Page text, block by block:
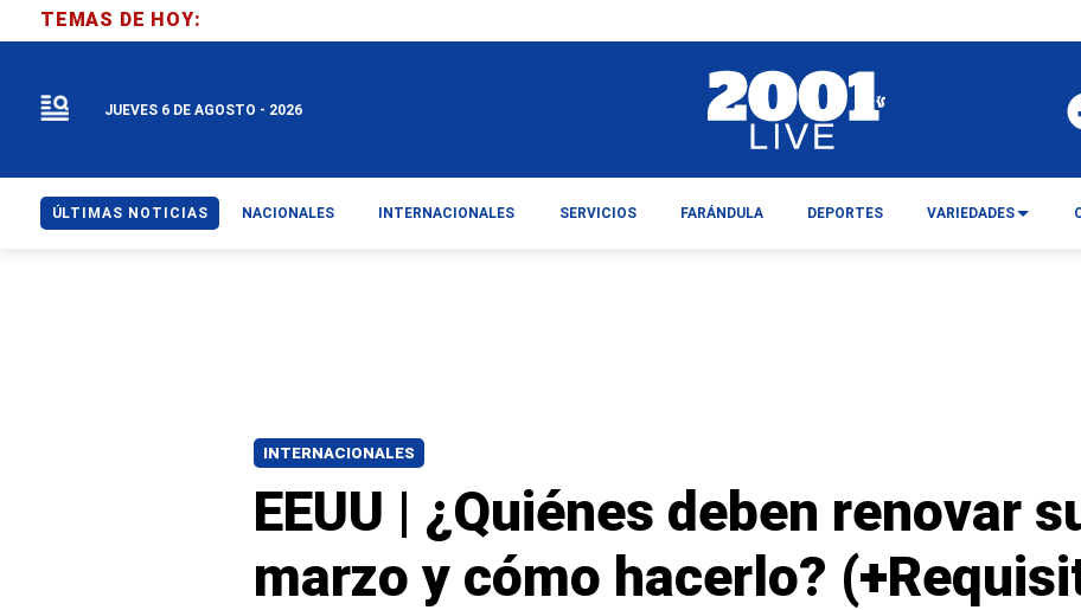
INTERNACIONALES
EEUU | ¿Quiénes deben renovar
marzo y cómo hacerlo?
TEMAS DE HOY:
JUEVES 6 DE AGOSTO - 2026
ÚLTIMAS NOTICIAS NACIONALES INTERNACIONALES SERVICIOS FARÁNDULA DEPORTES VARIEDADES